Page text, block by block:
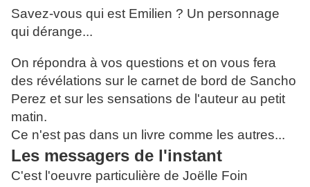
Savez-vous qui est Emilien ? Un personnage
qui dérange...
On répondra à vos questions et on vous fera
des révélations sur le carnet de bord de Sancho
Perez et sur les sensations de l'auteur au petit
matin.
Ce n'est pas dans un livre comme les autres...
Les messagers de l'instant
C'est l'oeuvre particulière de Joëlle Foin